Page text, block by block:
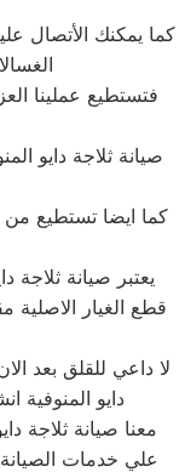
كما يمكنك الأتصال
فتستطيع عملينا
صيانة ثلاجة دايو
كما ايضا تستطيع من
يعتبر صيانة ثلاجة
قطع الغيار الاصلية
لا داعي للقلق بعد
دايو المنوفية
معنا صيانة ثلاجة
علي خدمات الصيانة